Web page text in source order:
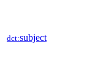
dct:subject